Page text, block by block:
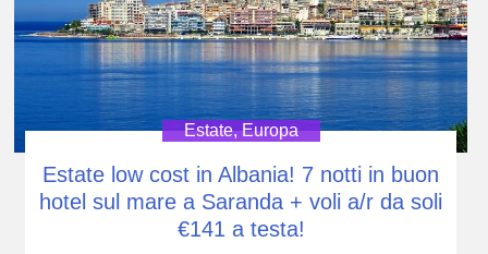
Estate,Europa
Estate low cost in Albania! 7 notti in buon
hotel sul mare a Saranda + voli a/r da soli
€141 a testa!